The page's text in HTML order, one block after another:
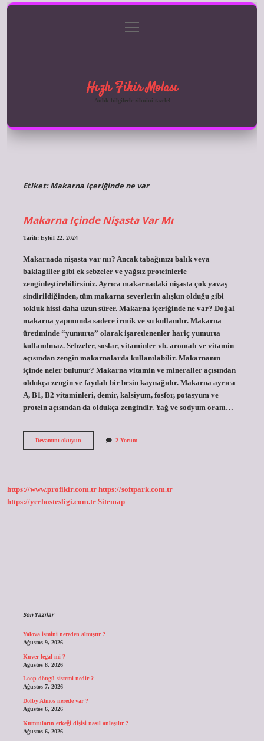
Gizlilik Politikası
menüyü
aç
Hızlı Fikir Molası
Anlık bilgilerle zihnini tazele!
Etiket:Makarna içeriğinde ne var
Makarna Içinde Nişasta Var Mı
Tarih: Eylül 22, 2024
Makarnada nişasta var mı? Ancak tabağınızı balık veya
baklagiller gibi ek sebzeler ve yağsız proteinlerle
zenginleştirebilirsiniz. Ayrıca makarnadaki nişasta çok yavaş
sindirildiğinden, tüm makarna severlerin alışkın olduğu gibi
tokluk hissi daha uzun sürer. Makarna içeriğinde ne var? Doğal
makarna yapımında sadece irmik ve su kullanılır. Makarna
üretiminde “yumurta” olarak işaretlenenler hariç yumurta
kullanılmaz. Sebzeler, soslar, vitaminler vb. aromalı ve vitamin
açısından zengin makarnalarda kullanılabilir. Makarnanın
içinde neler bulunur? Makarna vitamin ve mineraller açısından
oldukça zengin ve faydalı bir besin kaynağıdır. Makarna ayrıca
A, B1, B2 vitaminleri, demir, kalsiyum, fosfor, potasyum ve
protein açısından da oldukça zengindir. Yağ ve sodyum oranı…
Devamını okuyunMakarna
2 Yorum
https://www.profikir.com.tr https://softpark.com.tr
https://yerhostesligi.com.tr Sitemap
Son Yazılar
Yalova ismini nereden almıştır ?
Ağustos 9, 2026
Kuver legal mi ?
Ağustos 8, 2026
Loop döngü sistemi nedir ?
Ağustos 7, 2026
Dolby Atmos nerede var ?
Ağustos 6, 2026
Kumruların erkeği dişisi nasıl anlaşılır ?
Ağustos 6, 2026